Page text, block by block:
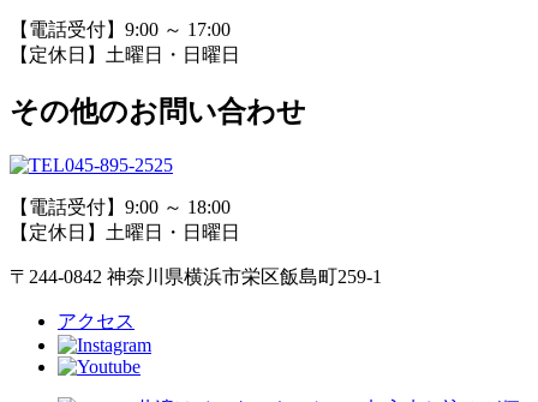
【電話受付】9:00 ～ 17:00
【定休日】土曜日・日曜日
その他のお問い合わせ
045-895-2525
【電話受付】9:00 ～ 18:00
【定休日】土曜日・日曜日
〒244-0842 神奈川県横浜市栄区飯島町259-1
アクセス